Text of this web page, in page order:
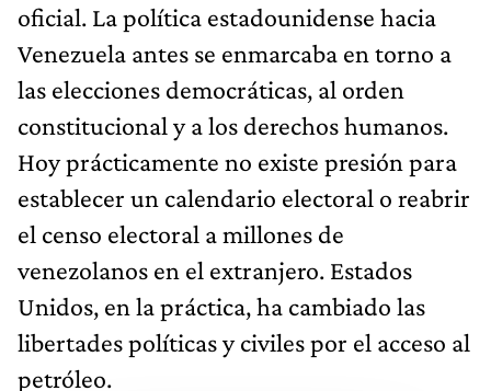
oficial. La política estadounidense hacia
Venezuela antes se enmarcaba en torno a
las elecciones democráticas, al orden
constitucional y a los derechos humanos.
Hoy prácticamente no existe presión para
establecer un calendario electoral o reabrir
el censo electoral a millones de
venezolanos en el extranjero. Estados
Unidos, en la práctica, ha cambiado las
libertades políticas y civiles por el acceso al
petróleo.